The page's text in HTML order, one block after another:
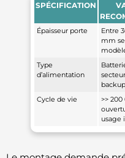
SPÉCIFICATION
Épaisseur porte
Entre
mm
Type
d’alimentation
backup
Cycle de vie
>> 200
usage